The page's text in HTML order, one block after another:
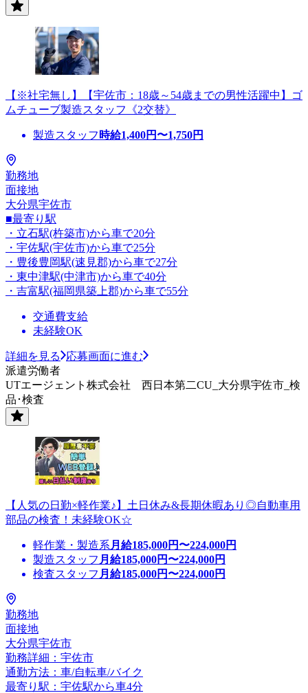
【※社宅無し】【宇佐市：18歳～54歳までの男性活躍中】ゴ
ムチューブ製造スタッフ《2交替》
製造スタッフ 時給1,400円〜1,750円
勤務地
面接地
大分県宇佐市
■最寄り駅
・立石駅(杵築市)から車で20分
・宇佐駅(宇佐市)から車で25分
・豊後豊岡駅(速見郡)から車で27分
・東中津駅(中津市)から車で40分
・吉富駅(福岡県築上郡)から車で55分
交通費支給
未経験OK
詳細を見る
応募画面に進む
派遣労働者
UTエージェント株式会社 西日本第二CU_大分県宇佐市_検
品･検査
【人気の日勤×軽作業♪】土日休み&長期休暇あり◎自動車用
部品の検査！未経験OK☆
軽作業・製造系 月給185,000円〜224,000円
製造スタッフ 月給185,000円〜224,000円
検査スタッフ 月給185,000円〜224,000円
勤務地
面接地
大分県宇佐市
勤務詳細：宇佐市
通勤方法：車/自転車/バイク
最寄り駅：宇佐駅から車4分